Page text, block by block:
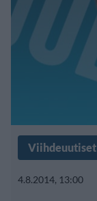
Viihdeuutiset
4.8.2014, 13:00